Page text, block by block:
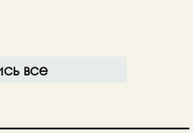
все